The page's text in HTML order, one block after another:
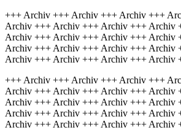
+++ Archiv +++ Archiv +++ Archiv +++
Archiv +++ Archiv +++ Archiv +++ Archiv
Archiv +++ Archiv +++ Archiv +++ Archiv
Archiv +++ Archiv +++ Archiv +++ Archiv
Archiv +++ Archiv +++ Archiv +++ Archiv
+++ Archiv +++ Archiv +++ Archiv +++
Archiv +++ Archiv +++ Archiv +++ Archiv
Archiv +++ Archiv +++ Archiv +++ Archiv
Archiv +++ Archiv +++ Archiv +++ Archiv
Archiv +++ Archiv +++ Archiv +++ Archiv